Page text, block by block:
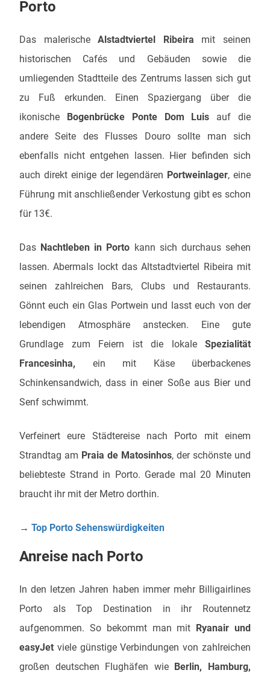
Porto
Das malerischeAlstadtviertel Ribeira mit seinen
historischen Cafés und Gebäuden sowie die
umliegenden Stadtteile des Zentrums lassen sich gut
zu Fuß erkunden. Einen Spaziergang über die
ikonische Bogenbrücke Ponte Dom Luis auf die
andere Seite des Flusses Douro sollte man sich
ebenfalls nicht entgehen lassen. Hier befinden sich
auch direkt einige der legendären Portweinlager, eine
Führung mit anschließender Verkostung gibt es schon
für 13€.
Das Nachtleben in Porto kann sich durchaus sehen
lassen. Abermals lockt das Altstadtviertel Ribeira mit
seinen zahlreichen Bars, Clubs und Restaurants.
Gönnt euch ein Glas Portwein und lasst euch von der
lebendigen Atmosphäre anstecken. Eine gute
Grundlage zum Feiern ist die lokale Spezialität
Francesinha, ein mit Käse überbackenes
Schinkensandwich, dass in einer Soße aus Bier und
Senf schwimmt.
Verfeinert eure Städtereise nach Porto mit einem
Strandtag am Praia de Matosinhos, der schönste und
beliebteste Strand in Porto. Gerade mal 20 Minuten
braucht ihr mit der Metro dorthin.
→ Top Porto Sehenswürdigkeiten
Anreise nach Porto
In den letzen Jahren haben immer mehr Billigairlines
Porto als Top Destination in ihr Routennetz
aufgenommen. So bekommt man mit Ryanair und
easyJet viele günstige Verbindungen von zahlreichen
großen deutschen Flughäfen wie Berlin, Hamburg,